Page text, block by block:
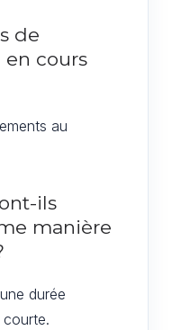
de
en cours
au
ils
manière
durée
courte.